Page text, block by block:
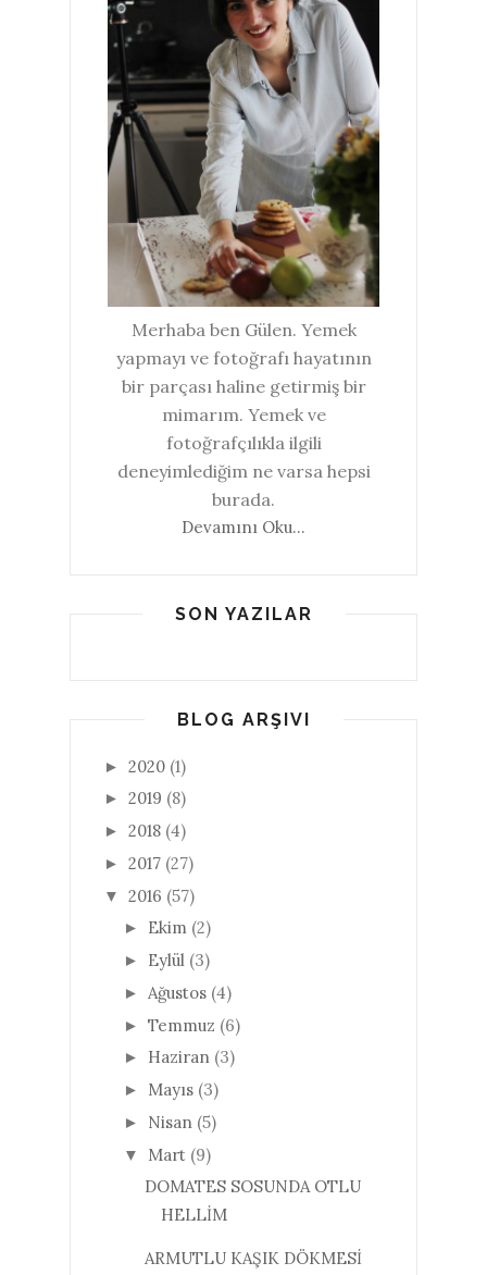
Merhaba ben Gülen. Yemek
yapmayı ve fotoğrafı hayatının
bir parçası haline getirmiş bir
mimarım. Yemek ve
fotoğrafçılıkla ilgili
deneyimlediğim ne varsa hepsi
burada.
Devamını Oku...
SON YAZILAR
BLOG ARŞIVI
► 2020 (1)
► 2019 (8)
► 2018 (4)
► 2017 (27)
▼ 2016 (57)
► Ekim (2)
► Eylül (3)
► Ağustos (4)
► Temmuz (6)
► Haziran (3)
► Mayıs (3)
► Nisan (5)
▼ Mart (9)
DOMATES SOSUNDA OTLU
HELLİM
ARMUTLU KAŞIK DÖKMESİ